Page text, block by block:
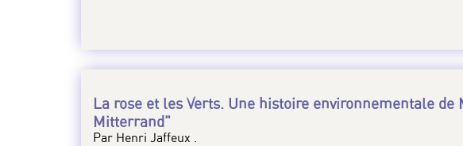
La rose et les Verts. Une histoire environnementale de
Mitterrand"
Par Henri Jaffeux .